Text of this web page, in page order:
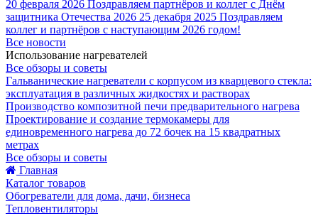
20 февраля 2026 Поздравляем партнёров и коллег с Днём
защитника Отечества 2026 25 декабря 2025 Поздравляем
коллег и партнёров с наступающим 2026 годом!
Все новости
Использование нагревателей
Все обзоры и советы
Гальванические нагреватели с корпусом из кварцевого стекла:
эксплуатация в различных жидкостях и растворах
Производство композитной печи предварительного нагрева
Проектирование и создание термокамеры для
единовременного нагрева до 72 бочек на 15 квадратных
метрах
Все обзоры и советы
Главная
Каталог товаров
Обогреватели для дома, дачи, бизнеса
Тепловентиляторы